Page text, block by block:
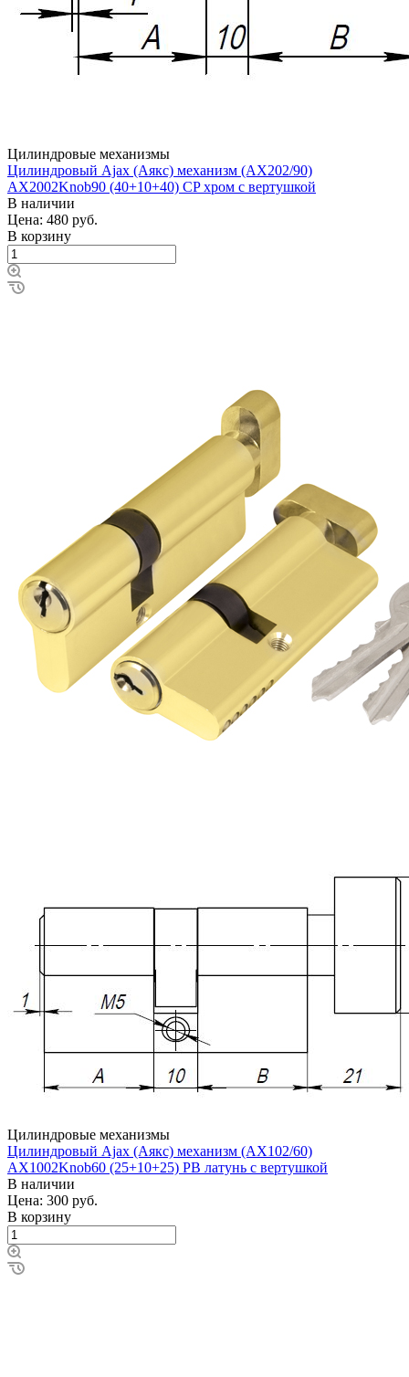
Цилиндровые механизмы
Цилиндровый Ajax (Аякс) механизм (AX202/90)
AX2002Knob90 (40+10+40) CP хром с вертушкой
В наличии
Цена: 480 руб.
В корзину
Цилиндровые механизмы
Цилиндровый Ajax (Аякс) механизм (AX102/60)
AX1002Knob60 (25+10+25) PB латунь с вертушкой
В наличии
Цена: 300 руб.
В корзину